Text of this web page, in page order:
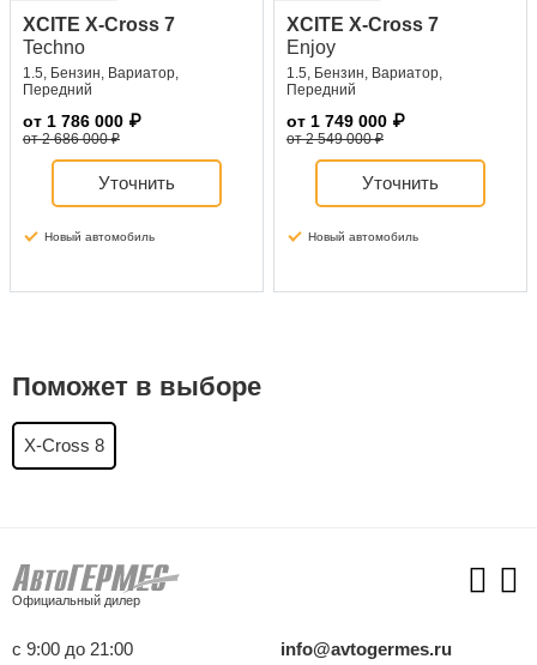
XCITE X-Cross 7
Techno
1.5, Бензин, Вариатор,
Передний
от 1 786 000 ₽
от 2 686 000 ₽
Уточнить
Новый автомобиль
XCITE X-Cross 7
Enjoy
1.5, Бензин, Вариатор,
Передний
от 1 749 000 ₽
от 2 549 000 ₽
Уточнить
Новый автомобиль
Поможет в выборе
X-Cross 8
Официальный дилер
с 9:00 до 21:00 info@avtogermes.ru